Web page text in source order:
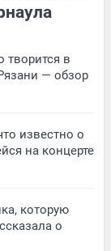
творится в
— обзор
известно о
на концерте
которую
о